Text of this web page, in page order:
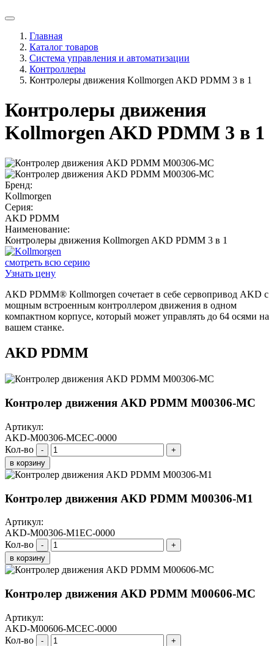
Главная
Каталог товаров
Система управления и автоматизации
Контроллеры
Контролеры движения Kollmorgen AKD PDMM 3 в 1
Контролеры движения
Kollmorgen AKD PDMM 3 в 1
Бренд:
Kollmorgen
Серия:
AKD PDMM
Наименование:
Контролеры движения Kollmorgen AKD PDMM 3 в 1
смотреть всю серию
Узнать цену
AKD PDMM® Kollmorgen сочетает в себе сервопривод AKD с
мощным встроенным контроллером движения в одном
компактном корпусе, который может управлять до 64 осями на
вашем станке.
AKD PDMM
Контролер движения AKD PDMM M00306-МС
Артикул:
AKD-M00306-MCEC-0000
Кол-во
-
+
в корзину
Контролер движения AKD PDMM M00306-M1
Артикул:
AKD-M00306-M1EC-0000
Кол-во
-
+
в корзину
Контролер движения AKD PDMM M00606-МС
Артикул:
AKD-M00606-MCEC-0000
Кол-во
-
+